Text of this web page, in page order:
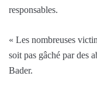
responsables.
« Les nombreuses
soit pas gâché par des
Bader.